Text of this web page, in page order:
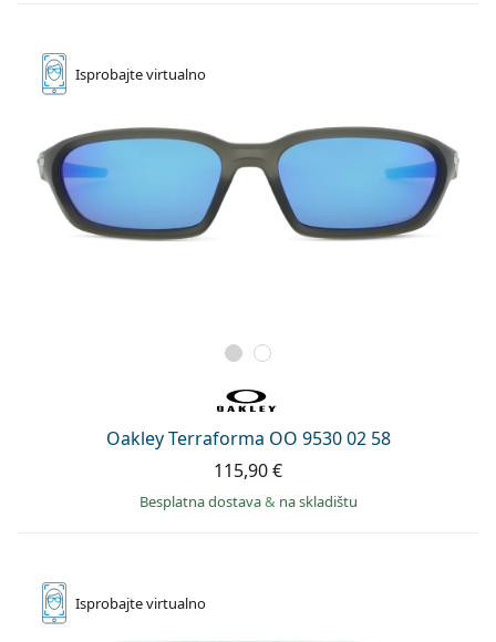
Isprobajtevirtualno
Oakley Terraforma OO 9530 02 58
115,90 €
Besplatna dostava& na skladištu
Isprobajtevirtualno